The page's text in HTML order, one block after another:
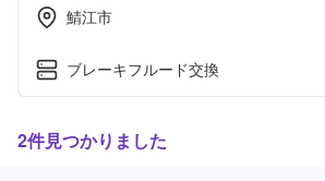
鯖江市
ブレーキフルード交換
2件見つかりました